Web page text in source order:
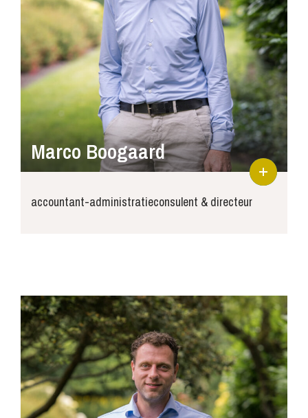
Marco Boogaard
accountant-administratieconsulent & directeur